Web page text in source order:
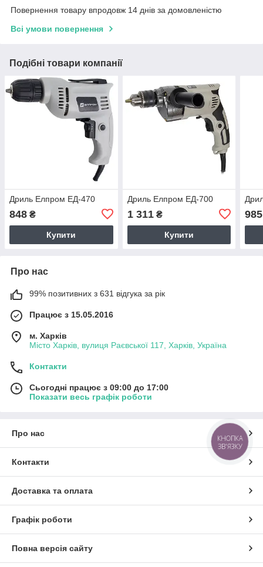
Повернення товару впродовж 14 днів за домовленістю
Всі умови повернення
Подібні товари компанії
Дриль Елпром ЕД-470
848 ₴
Купити
Дриль Елпром ЕД-700
1 311₴
Купити
985
Про нас
99% позитивних з 631 відгука за рік
Працює з 15.05.2016
м. Харків
Місто Харків, вулиця Раєвської 117, Харків, Україна
Контакти
Сьогодні працює з 09:00 до 17:00
Показати весь графік роботи
Про нас
Контакти
Доставка та оплата
Графік роботи
Повна версія сайту
КНОПКА
ЗВ'ЯЗКУ